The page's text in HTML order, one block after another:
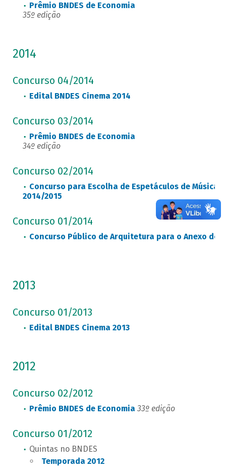
Prêmio BNDES de Economia
35º edição
2014
Concurso 04/2014
Edital BNDES Cinema 2014
Concurso 03/2014
Prêmio BNDES de Economia
34º edição
Concurso 02/2014
Concurso para Escolha de Espetáculos de Música
2014/2015
Concurso 01/2014
Concurso Público de Arquitetura para o Anexo do
2013
Concurso 01/2013
Edital BNDES Cinema 2013
2012
Concurso 02/2012
Prêmio BNDES de Economia 33º edição
Concurso 01/2012
Quintas no BNDES
Temporada 2012